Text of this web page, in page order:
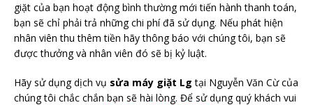
giặt của bạn hoạt động bình thường mới tiến hành thanh toán,
bạn sẽ chỉ phải trả những chi phí đã sử dụng. Nếu phát hiện
nhân viên thu thêm tiền hãy thông báo với chúng tôi, bạn sẽ
được thưởng và nhân viên đó sẽ bị kỷ luật.
Hãy sử dụng dịch vụ sửa máy giặt Lg tại Nguyễn Văn Cừ của
chúng tôi chắc chắn bạn sẽ hài lòng. Để sử dụng quý khách vui